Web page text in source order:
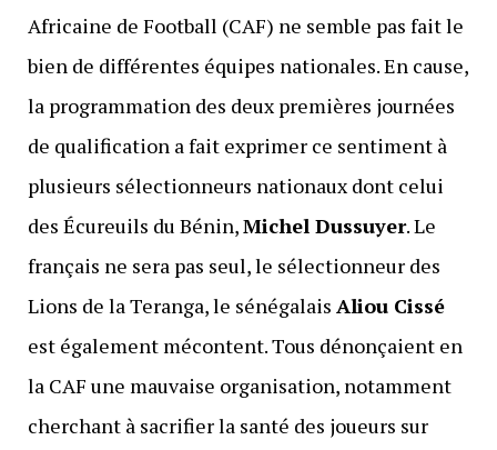
Africaine de Football (CAF) ne semble pas fait le
bien de différentes équipes nationales. En cause,
la programmation des deux premières journées
de qualification a fait exprimer ce sentiment à
plusieurs sélectionneurs nationaux dont celui
des Écureuils du Bénin,Michel Dussuyer. Le
français ne sera pas seul, le sélectionneur des
Lions de la Teranga, le sénégalais Aliou Cissé
est également mécontent. Tous dénonçaient en
la CAF une mauvaise organisation, notamment
cherchant à sacrifier la santé des joueurs sur